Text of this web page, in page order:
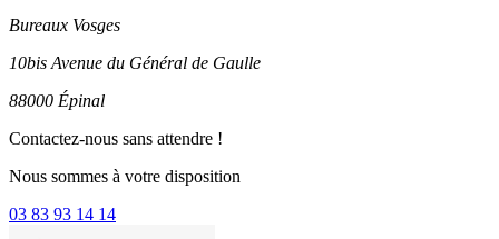
Bureaux Vosges
10bis Avenue du Général de Gaulle
88000 Épinal
Contactez-nous sans attendre !
Nous sommes à votre disposition
03 83 93 14 14